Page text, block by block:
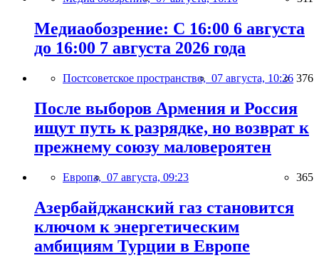
Медиаобозрение: С 16:00 6 августа
до 16:00 7 августа 2026 года
Постсоветское пространство, 07 августа, 10:26 376
После выборов Армения и Россия
ищут путь к разрядке, но возврат к
прежнему союзу маловероятен
Европа, 07 августа, 09:23 365
Азербайджанский газ становится
ключом к энергетическим
амбициям Турции в Европе